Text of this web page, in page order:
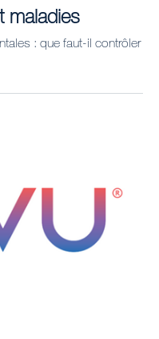
maladies
: que faut-il contrôler